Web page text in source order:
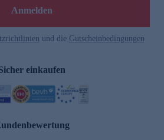
Anmelden
und die Gutscheinbedingungen
einkaufen